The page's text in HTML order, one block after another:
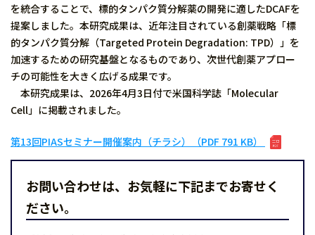
を統合することで、標的タンパク質分解薬の開発に適したDCAFを
提案しました。本研究成果は、近年注目されている創薬戦略「標
的タンパク質分解（Targeted Protein Degradation: TPD）」を
加速するための研究基盤となるものであり、次世代創薬アプロー
チの可能性を大きく広げる成果です。
本研究成果は、2026年4月3日付で米国科学誌「Molecular
Cell」に掲載されました。
第13回PIASセミナー開催案内（チラシ）（PDF 791 KB）
お問い合わせは、お気軽に下記までお寄せく
ださい。